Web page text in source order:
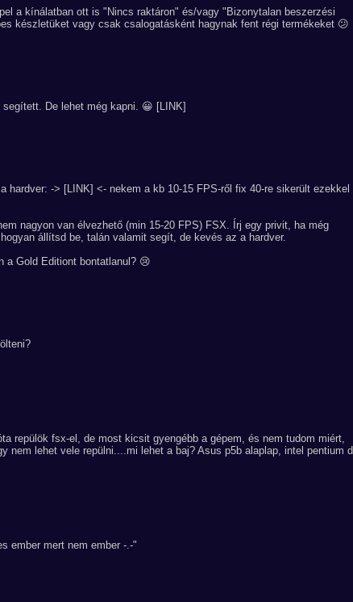
a kínálatban ott is "Nincs raktáron" és/vagy "Bizonytalan beszerzési
készletüket vagy csak csalogatásként hagynak fent régi termékeket 😕
De lehet még kapni. 😀 [LINK]
hardver: -> [LINK] <- nekem a kb 10-15 FPS-ről fix 40-re sikerült ezekkel
nagyon van élvezhető (min 15-20 FPS) FSX. Írj egy privit, ha még
állítsd be, talán valamit segít, de kevés az a hardver.
a Gold Editiont bontatlanul? 😢
repülök fsx-el, de most kicsit gyengébb a gépem, és nem tudom miért,
nem lehet vele repülni....mi lehet a baj? Asus p5b alaplap, intel pentium d
ember mert nem ember -.-"